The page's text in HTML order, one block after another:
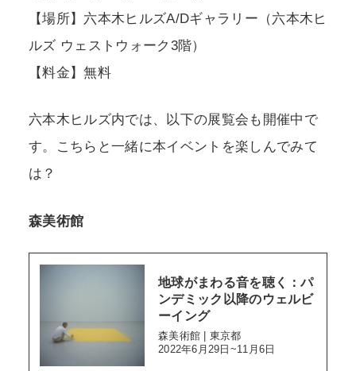
【場所】六本木ヒルズA/Dギャラリー（六本木ヒ
ルズ ウェストウォーク3階）
【料金】無料
六本木ヒルズ内では、以下の展覧会も開催中で
す。こちらと一緒に本イベントを楽しんでみて
は？
森美術館
地球がまわる音を聴く：パ
ンデミック以降のウェルビ
ーイング
森美術館 | 東京都
2022年6月29日~11月6日